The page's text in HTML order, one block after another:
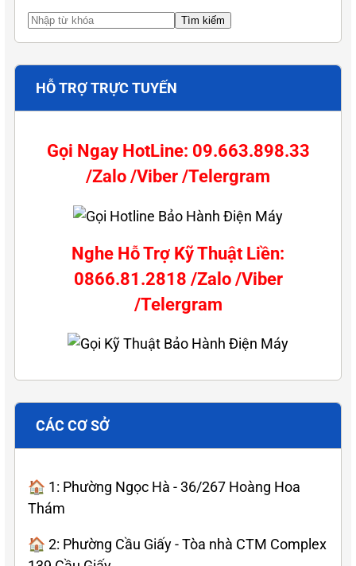
HỖ TRỢ TRỰC TUYẾN
Gọi Ngay HotLine: 09.663.898.33
/Zalo /Viber /Telergram
Nghe Hỗ Trợ Kỹ Thuật Liền:
0866.81.2818 /Zalo /Viber
/Telergram
CÁC CƠ SỞ
🏠 1: Phường Ngọc Hà - 36/267 Hoàng Hoa
Thám
🏠 2: Phường Cầu Giấy - Tòa nhà CTM Complex